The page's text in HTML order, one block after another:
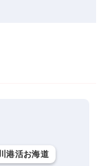
港活お海道